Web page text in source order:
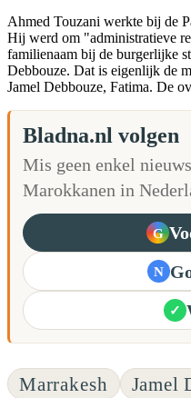
Ahmed Touzani werkte bij de
Hij werd om "administratieve
familienaam bij de burgerlijke
Debbouze. Dat is eigenlijk de
Jamel Debbouze, Fatima. De
Bladna.nl volgen
Mis geen enkel
Marokkanen in
G
N
✓
Marrakesh Jamel